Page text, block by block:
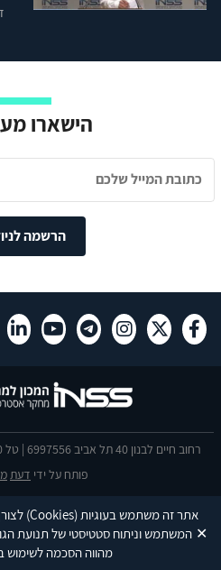
אתר זה משתמש בעוגיות(Cookies)
המשתמש וניתוח סטטיסטי של תנועת
מהווה הסכמה לשימוש
✕
הישארו
הרשמה
רחוב חיים לבנון 40 תל אביב 6997556 | טל 03-640-0400 | פקס 03-774-7590 |
פותח על ידי דעת
and the Google Privacy Policyand
Service apply.